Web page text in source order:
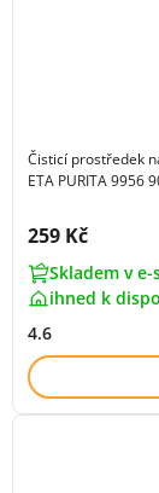
Čisticí prostředek
ETA PURITA 9956
Cena s DPH:
259 Kč
Skladem v
ihned k
4.6